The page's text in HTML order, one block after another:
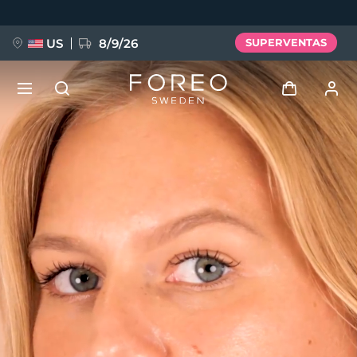
US 8/9/26 SUPERVENTAS
Iniciar sesión
Perfil de usuario
Mis dispositivos
Mis pedidos
Mis direcciones
Mis suscripciones
NUEVO
FAQ™ Pure Beauty-Tech Elixir
BREAKING NEWS
issa™ Teeth Whitening Set
Idioma
English Deutsch
Español
Français
Italiano
Português
Polski
Svenska
Русский
Türkçe
简体中文